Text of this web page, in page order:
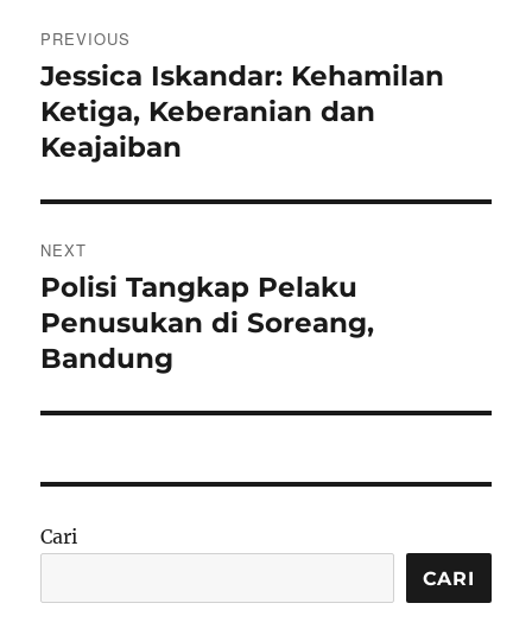
pos
PREVIOUS
Previous
post:
Jessica Iskandar: Kehamilan
Ketiga, Keberanian dan
Keajaiban
NEXT
Next
post:
Polisi Tangkap Pelaku
Penusukan di Soreang,
Bandung
Cari
CARI